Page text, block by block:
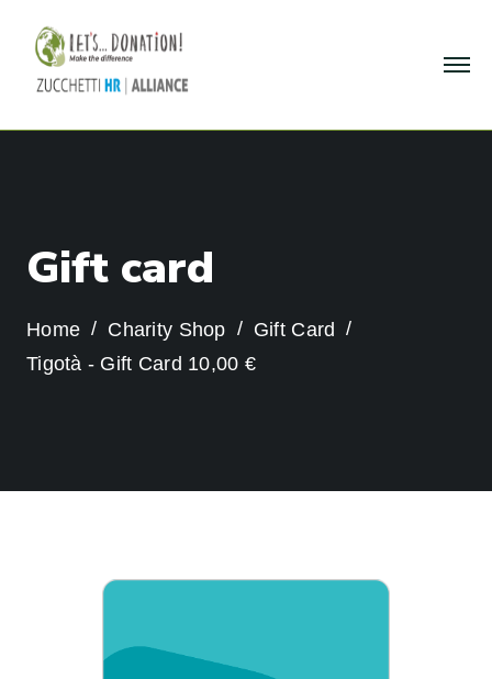
Gift card
Home Charity Shop
Gift Card
Tigotà - Gift Card 10,00 €